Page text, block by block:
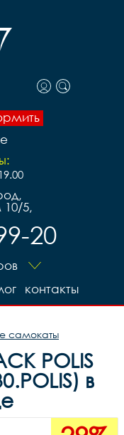
5,
20
контакты
самокаты
POLIS
в